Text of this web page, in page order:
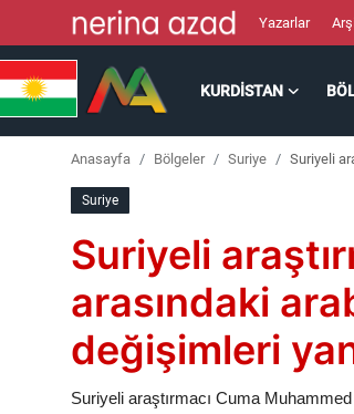
Yazarlar
KURDISTAN
Makaleler
Anasayfa Bölgeler Suriye Suriyeli
Suriye
Suriyeli
arasındaki
değişimleri
Suriyeli araştırmacı Cuma